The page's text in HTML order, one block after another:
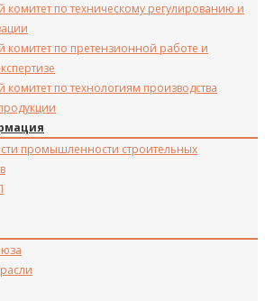
комитет по техническому регулированию и
комитет по претензионной работе и
комитет по технологиям производства
промышленности строительных